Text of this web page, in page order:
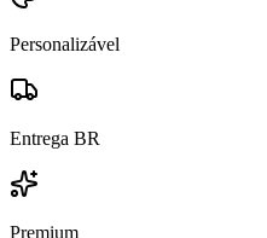
Personalizável
Entrega BR
Premium